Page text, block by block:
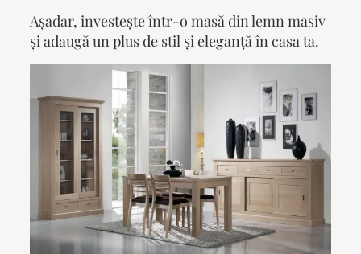
Așadar, investește într-o masă din lemn masiv
și adaugă un plus de stil și eleganță în casa ta.